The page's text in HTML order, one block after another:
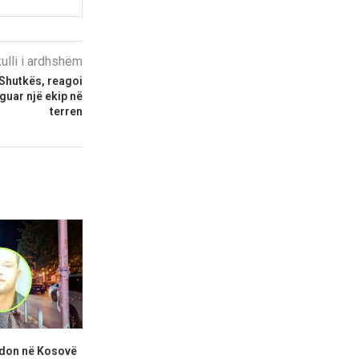
i ardhshëm
reagoi
një ekip në
terren
në Kosovë